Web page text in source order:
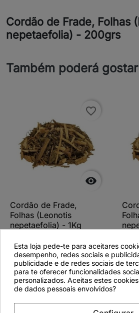
Cordão de Frade, Folhas
nepetaefolia) - 200grs
Também poderá gostar

favorite_border
Cordão de Frade,
Folhas (Leonotis
nepetaefolia) - 1Kg
Ver detalhes
Esta loja pede-te para aceitares
desempenho, redes sociais e
publicidade e de redes sociais de
para te oferecer funcionalidades
personalizados. Aceitas estes
de dados pessoais envolvidos?